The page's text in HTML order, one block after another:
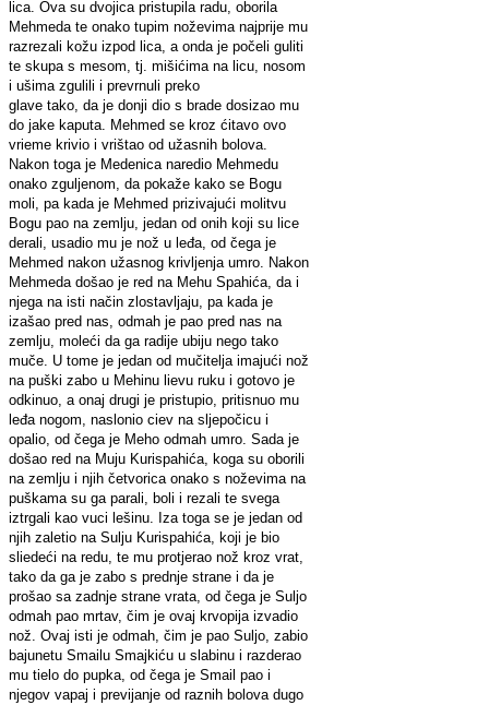
lica. Ova su dvojica pristupila radu, oborila
Mehmeda te onako tupim noževima najprije mu
razrezali kožu izpod lica, a onda je počeli guliti
te skupa s mesom, tj. mišićima na licu, nosom
i ušima zgulili i prevrnuli preko
glave tako, da je donji dio s brade dosizao mu
do jake kaputa. Mehmed se kroz ćitavo ovo
vrieme krivio i vrištao od užasnih bolova.
Nakon toga je Medenica naredio Mehmedu
onako zguljenom, da pokaže kako se Bogu
moli, pa kada je Mehmed prizivajući molitvu
Bogu pao na zemlju, jedan od onih koji su lice
derali, usadio mu je nož u leđa, od čega je
Mehmed nakon užasnog krivljenja umro. Nakon
Mehmeda došao je red na Mehu Spahića, da i
njega na isti način zlostavljaju, pa kada je
izašao pred nas, odmah je pao pred nas na
zemlju, moleći da ga radije ubiju nego tako
muče. U tome je jedan od mučitelja imajući nož
na puški zabo u Mehinu lievu ruku i gotovo je
odkinuo, a onaj drugi je pristupio, pritisnuo mu
leđa nogom, naslonio ciev na sljepočicu i
opalio, od čega je Meho odmah umro. Sada je
došao red na Muju Kurispahića, koga su oborili
na zemlju i njih četvorica onako s noževima na
puškama su ga parali, boli i rezali te svega
iztrgali kao vuci lešinu. Iza toga se je jedan od
njih zaletio na Sulju Kurispahića, koji je bio
sliedeći na redu, te mu protjerao nož kroz vrat,
tako da ga je zabo s prednje strane i da je
prošao sa zadnje strane vrata, od čega je Suljo
odmah pao mrtav, čim je ovaj krvopija izvadio
nož. Ovaj isti je odmah, čim je pao Suljo, zabio
bajunetu Smailu Smajkiću u slabinu i razderao
mu tielo do pupka, od čega je Smail pao i
njegov vapaj i previjanje od raznih bolova dugo